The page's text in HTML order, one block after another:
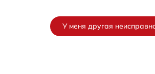
У меня другая